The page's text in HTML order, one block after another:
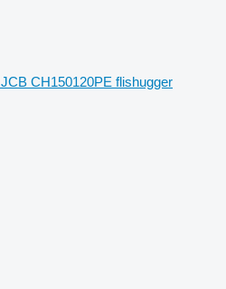
JCB CH150120PE flishugger